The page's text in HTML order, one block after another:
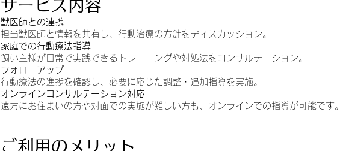
サービス内容
獣医師との連携
担当獣医師と情報を共有し、行動治療の方針をディスカッション。
家庭での行動療法指導
飼い主様が日常で実践できるトレーニングや対処法をコンサルテーション。
フォローアップ
行動療法の進捗を確認し、必要に応じた調整・追加指導を実施。
オンラインコンサルテーション対応
遠方にお住まいの方や対面での実施が難しい方も、オンラインでの指導が可能です。
ご利用のメリット